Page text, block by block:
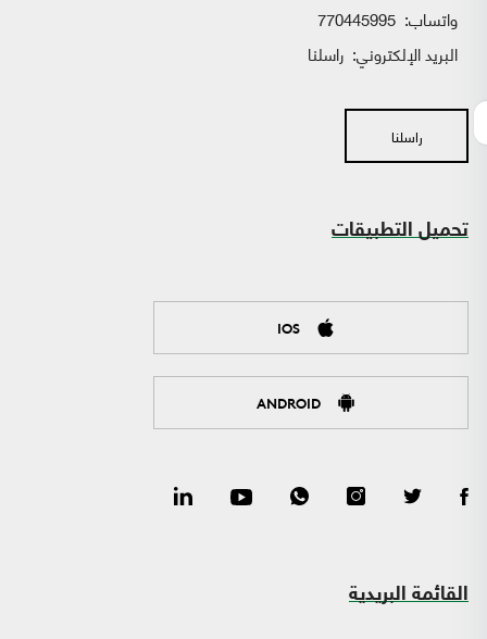
واتساب:
البريد الإلكتروني: راسلنا
راسلنا
تحميل التطبيقات
IOS
ANDROID
القائمة البريدية